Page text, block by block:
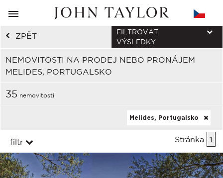
ZPĚT
NEMOVITOSTI NA PRODEJ NEBO PRONÁJEM
MELIDES, PORTUGALSKO
FILTROVAT
VÝSLEDKY
35 nemovitosti
Melides, Portugalsko
filtr Stránka 1